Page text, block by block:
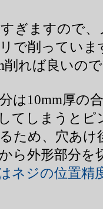
ぎますので
で削ってい
削れば良いの
は10mm厚の
てしまうとピ
ため、穴あ
ら外形部分を
ネジの位置